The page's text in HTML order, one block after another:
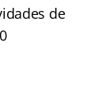
de